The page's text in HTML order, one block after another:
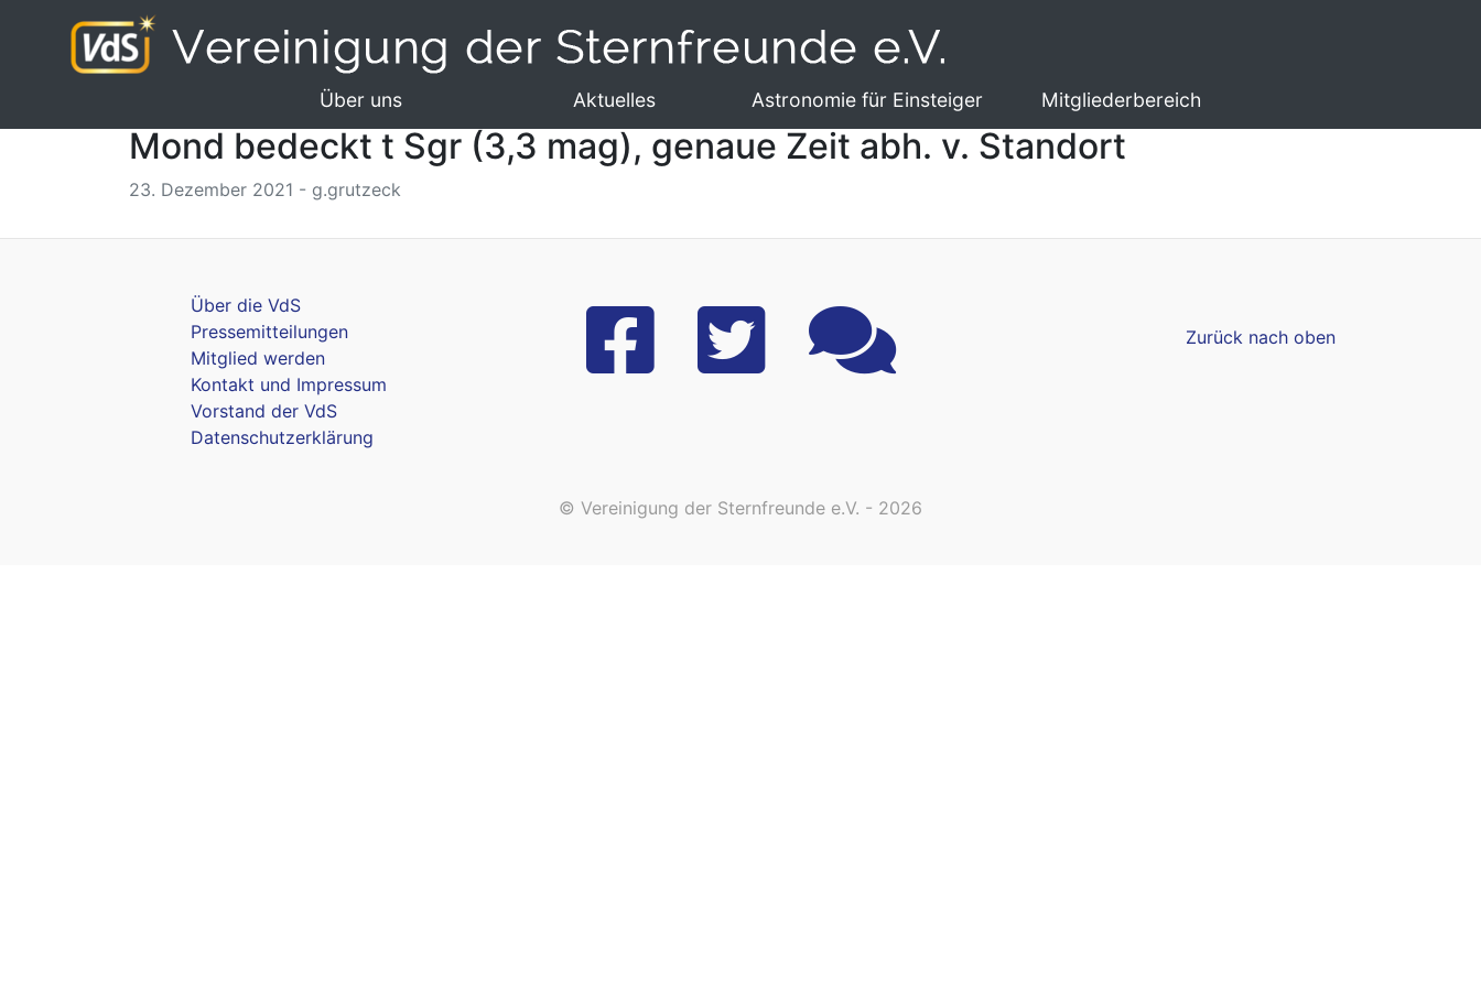
Über uns Aktuelles Astronomie für Einsteiger Mitgliederbereich
Mond bedeckt t Sgr (3,3 mag), genaue Zeit abh. v. Standort
23. Dezember 2021 - g.grutzeck
Über die VdS
Pressemitteilungen
Mitglied werden
Kontakt und Impressum
Vorstand der VdS
Datenschutzerklärung
Zurück nach oben
© Vereinigung der Sternfreunde e.V. - 2026